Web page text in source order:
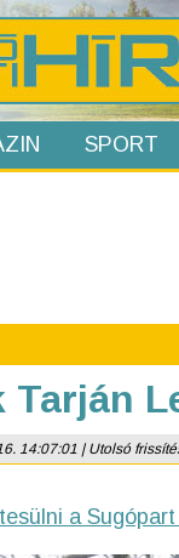
SPORT
Tarján
14:07:01 | Utolsó
a